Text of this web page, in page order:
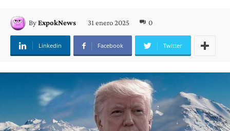
ByExpokNews 31 enero 2025 0
Linkedin Facebook Twitter